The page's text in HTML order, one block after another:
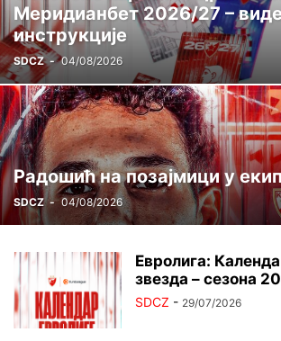
ЦРВЕНА ЗВЕЗДА ГИНИС ЏУДО
Меридианбет 2026/27 –
инструкције
SDCZ - 04/08/2026
Радошић на позајмици у
SDCZ - 04/08/2026
Евролига:
звезда – сезона
SDCZ - 29/07/2026